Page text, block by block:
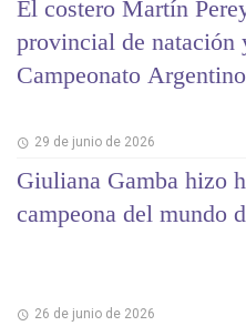
El costero Martín
provincial de natación
Campeonato Argentino
29 de junio de 2026
Giuliana Gamba hizo
campeona del mundo
26 de junio de 2026